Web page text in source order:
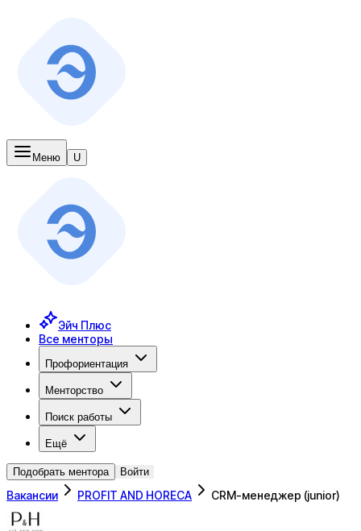
Меню U
Эйч Плюс
Все менторы
Профориентация
Менторство
Поиск работы
Ещё
Подобрать ментора Войти
Вакансии PROFIT AND HORECA CRM-менеджер (junior)